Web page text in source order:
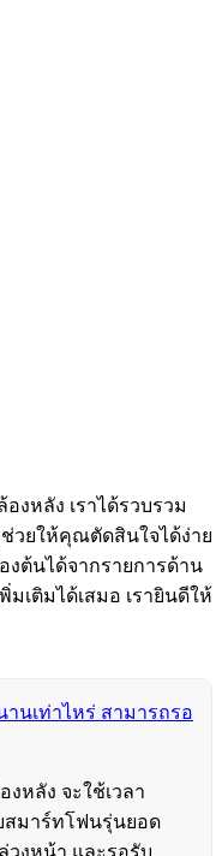
งหลัง เราได้รวบรวม
วยให้คุณตัดสินใจได้ง่าย
ต้นได้จากรายการด้าน
มเติมได้เสมอ เรายินดีให้
านเท่าไหร่ สามารถรอ
หลัง จะใช้เวลา
สมาร์ทโฟนรุ่นยอด